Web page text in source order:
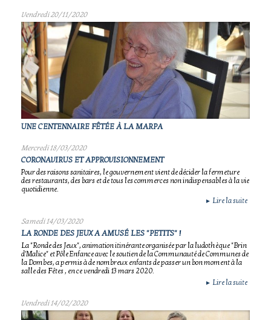
Vendredi 20/11/2020
UNE CENTENNAIRE FÊTÉE À LA MARPA
Mercredi 18/03/2020
CORONAVIRUS ET APPROVISIONNEMENT
Pour des raisons sanitaires, le gouvernement vient de décider la fermeture
des restaurants, des bars et de tous les commerces non indispensables à la vie
quotidienne.
► Lire la suite
Samedi 14/03/2020
LA RONDE DES JEUX A AMUSÉ LES "PETITS" !
La "Ronde des Jeux", animation itinérante organisée par la ludothèque "Brin
d'Malice" et Pôle Enfance avec le soutien de la Communauté de Communes de
la Dombes, a permis à de nombreux enfants de passer un bon moment à la
salle des Fêtes , en ce vendredi 13 mars 2020.
► Lire la suite
Vendredi 14/02/2020